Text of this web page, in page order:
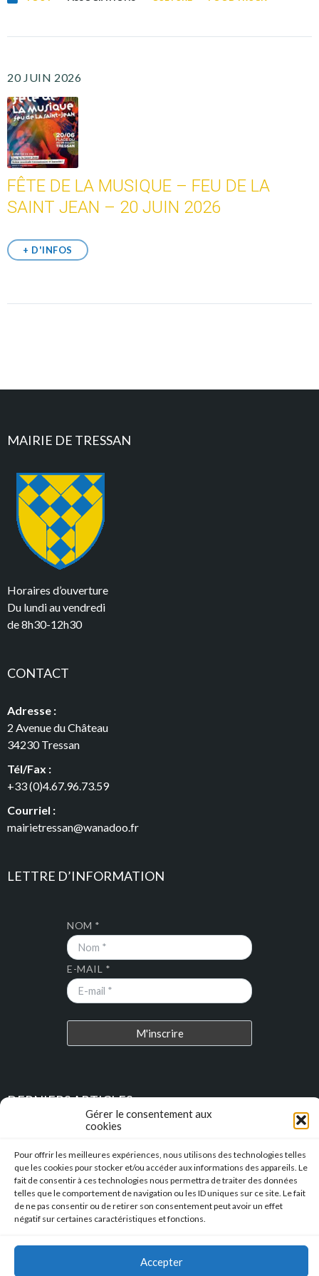
Gérer le consentement aux
cookies
Pour offrir les meilleures expériences, nous utilisons des technologies telles
que les cookies pour stocker et/ou accéder aux informations des appareils. Le
fait de consentir à ces technologies nous permettra de traiter des données
telles que le comportement de navigation ou les ID uniques sur ce site. Le fait
de ne pas consentir ou de retirer son consentement peut avoir un effet
négatif sur certaines caractéristiques et fonctions.
Accepter
20 JUIN 2026
FÊTE DE LA MUSIQUE – FEU DE LA
SAINT JEAN – 20 JUIN 2026
+ D'INFOS
MAIRIE DE TRESSAN
Horaires d’ouverture
Du lundi au vendredi
de 8h30-12h30
CONTACT
Adresse :
2 Avenue du Château
34230 Tressan
Tél/Fax :
+33 (0)4.67.96.73.59
Courriel :
mairietressan@wanadoo.fr
LETTRE D’INFORMATION
NOM *
E-MAIL *
DERNIERS ARTICLES
Soirée d’été
Descente en caisse à savon – Profitez de l’été pour construire vos
caisses à savon !!!
l’Hérault Sud prenant